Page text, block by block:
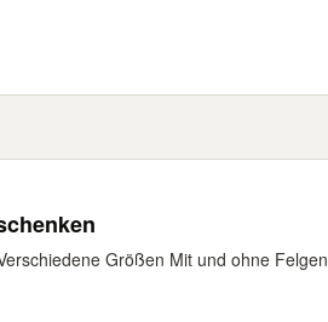
Größen Mit und ohne Felgen